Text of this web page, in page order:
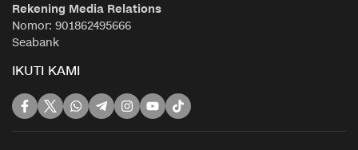
Rekening Media Relations
Nomor: 901862495666
Seabank
IKUTI KAMI